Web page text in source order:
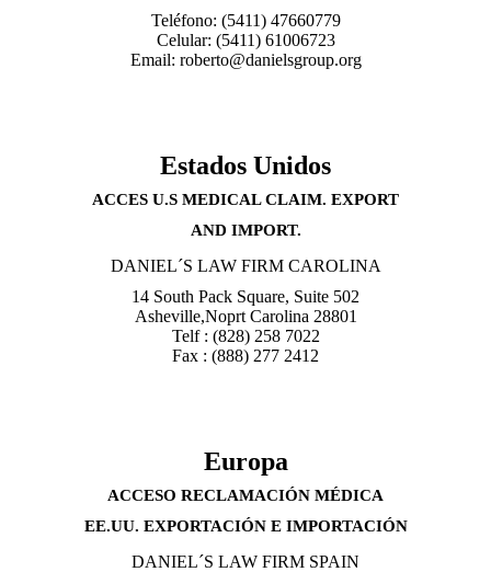
Teléfono: (5411) 47660779
Celular: (5411) 61006723
Email: roberto@danielsgroup.org
Estados Unidos
ACCES U.S MEDICAL CLAIM. EXPORT
AND IMPORT.
DANIEL´S LAW FIRM CAROLINA
14 South Pack Square, Suite 502
Asheville,Noprt Carolina 28801
Telf : (828) 258 7022
Fax : (888) 277 2412
Europa
ACCESO RECLAMACIÓN MÉDICA
EE.UU. EXPORTACIÓN E IMPORTACIÓN
DANIEL´S LAW FIRM SPAIN